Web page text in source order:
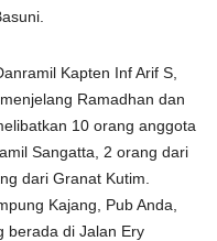
Kapten Inf Arif S,
Ramadhan dan
10 orang anggota
Sangatta, 2 orang dari
dari Granat Kutim.
Kajang, Pub Anda,
berada di Jalan Ery